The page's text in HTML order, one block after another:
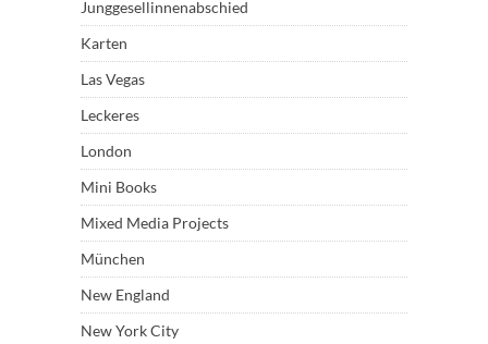
Junggesellinnenabschied
Karten
Las Vegas
Leckeres
London
Mini Books
Mixed Media Projects
München
New England
New York City